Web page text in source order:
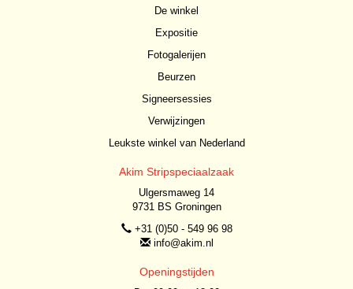
De winkel
Expositie
Fotogalerijen
Beurzen
Signeersessies
Verwijzingen
Leukste winkel van Nederland
Akim Stripspeciaalzaak
Ulgersmaweg 14
9731 BS Groningen
+31 (0)50 - 549 96 98
info@akim.nl
Openingstijden